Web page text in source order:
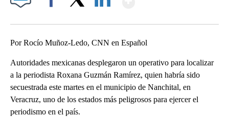
Por Rocío Muñoz-Ledo, CNN en Español
Autoridades mexicanas desplegaron un operativo para localizar
a la periodista Roxana Guzmán Ramírez, quien habría sido
secuestrada este martes en el municipio de Nanchital, en
Veracruz, uno de los estados más peligrosos para ejercer el
periodismo en el país.